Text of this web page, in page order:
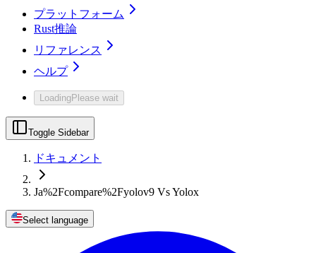
プラットフォーム
Rust推論
リファレンス
ヘルプ
LoadingPlease wait
Toggle Sidebar
ドキュメント
Ja%2Fcompare%2Fyolov9 Vs Yolox
Select language